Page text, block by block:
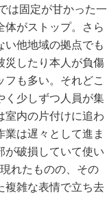
は固定が甘かった一
体がストップ。さら
い他地域の拠点でも
災したり本人が負傷
も多い。それどこ
く少しずつ人員が集
室内の片付けに追わ
は遅々として進ま
が破損していて使い
れたものの、その
複雑な表情で立ち去